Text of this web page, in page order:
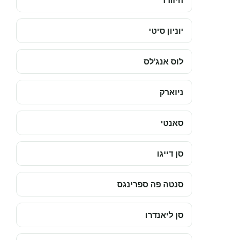
יוניון סיטי
לוס אנג'לס
ניוארק
סאנטי
סן דייגו
סנטה פה ספרינגס
סן ליאנדרו